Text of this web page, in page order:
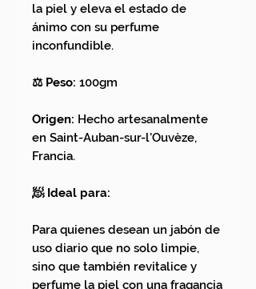
la piel y eleva el estado de
ánimo con su perfume
inconfundible.
⚖️ Peso: 100gm
Origen: Hecho artesanalmente
en Saint-Auban-sur-l'Ouvèze,
Francia.
🧖 Ideal para:
Para quienes desean un jabón de
uso diario que no solo limpie,
sino que también revitalice y
perfume la piel con una fragancia